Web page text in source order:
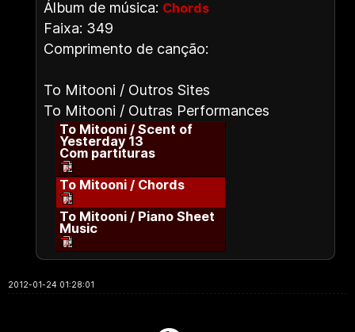
Álbum de música: Chords
Faixa: 349
Comprimento de canção:
To Mitooni / Outros Sites
To Mitooni / Outras Performances
To Mitooni / Scent of
Yesterday 13
Com partituras
To Mitooni / Chords
To Mitooni / Piano Sheet
Music
2012-01-24 01:28:01